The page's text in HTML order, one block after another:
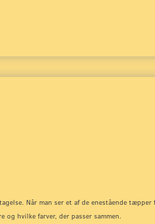
Når man ser et af de enestående tæpper
og hvilke farver, der passer sammen.